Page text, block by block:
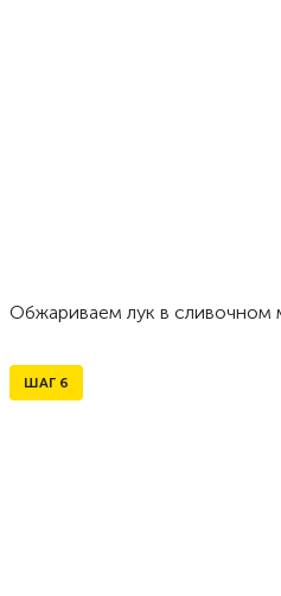
Обжариваем лук в сливочном
ШАГ 6